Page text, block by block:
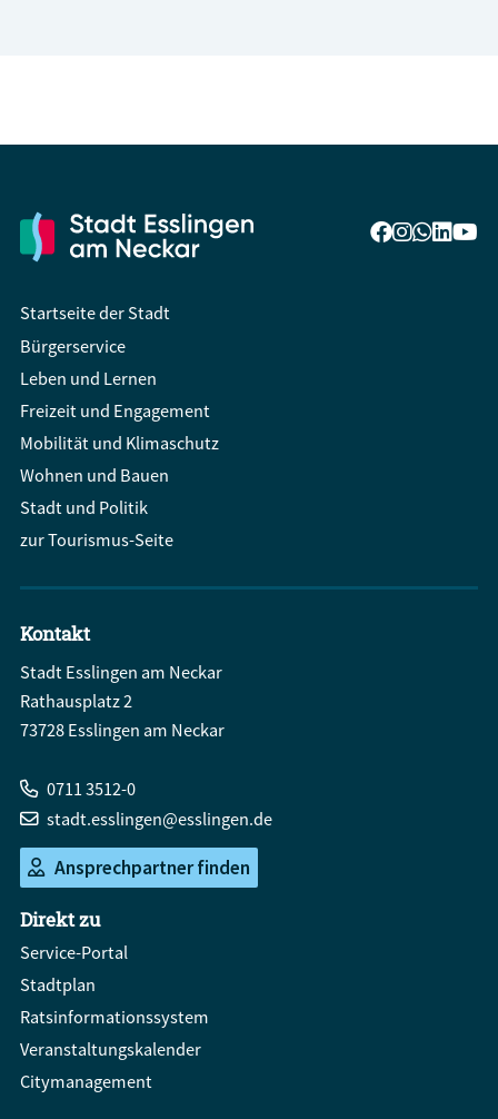
Startseite der Stadt
Bürgerservice
Leben und Lernen
Freizeit und Engagement
Mobilität und Klimaschutz
Wohnen und Bauen
Stadt und Politik
zur Tourismus-Seite
Kontakt
Stadt Esslingen am Neckar
Rathausplatz 2
73728 Esslingen am Neckar
0711 3512-0
stadt.esslingen@esslingen.de
Ansprechpartner finden
Direkt zu
Service-Portal
Stadtplan
Ratsinformationssystem
Veranstaltungskalender
Citymanagement